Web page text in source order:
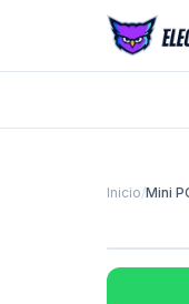
Inicio/Mini